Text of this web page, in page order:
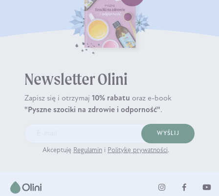
Newsletter Olini
Zapisz się i otrzymaj 10% rabatu oraz e-book
"Pyszne szociki na zdrowie i odporność".
WYŚLIJ
Akceptuję Regulamin i Politykę prywatności.